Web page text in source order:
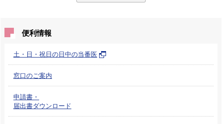
便利情報
土・日・祝日の日中の当番医
窓口のご案内
申請書・
届出書ダウンロード